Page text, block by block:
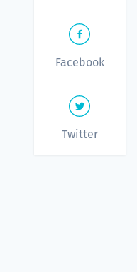
Facebook
Twitter